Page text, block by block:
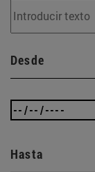
Desde
Hasta